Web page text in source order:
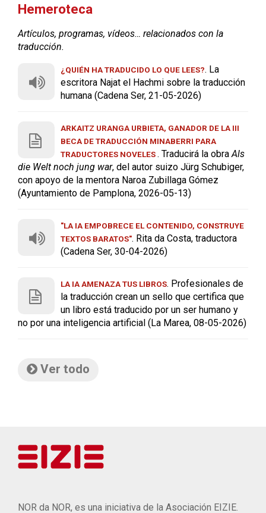
Hemeroteca
Artículos, programas, vídeos… relacionados con la
traducción.
¿QUIÉN HA TRADUCIDO LO QUE LEES?. La
escritora Najat el Hachmi sobre la traducción
humana (Cadena Ser, 21-05-2026)
ARKAITZ URANGA URBIETA, GANADOR DE LA III
BECA DE TRADUCCIÓN MINABERRI PARA
TRADUCTORES NOVELES. Traducirá la obraAls
die Welt noch jung war, del autor suizo Jürg Schubiger,
con apoyo de la mentora Naroa Zubillaga Gómez
(Ayuntamiento de Pamplona, 2026-05-13)
"LA IA EMPOBRECE EL CONTENIDO, CONSTRUYE
TEXTOS BARATOS". Rita da Costa, traductora
(Cadena Ser, 30-04-2026)
LA IA AMENAZA TUS LIBROS. Profesionales de
la traducción crean un sello que certifica que
un libro está traducido por un ser humano y
no por una inteligencia artificial (La Marea, 08-05-2026)
Ver todo
NOR da NOR, es una iniciativa de la Asociación EIZIE.